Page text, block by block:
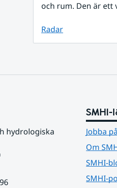
och rum. Den är ett
Radar
hydrologiska
SMHI-
Jobba
Om
SMHI-
SMHI-